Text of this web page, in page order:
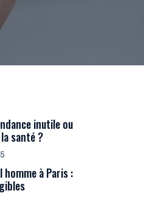
inutile ou
santé ?
à Paris :